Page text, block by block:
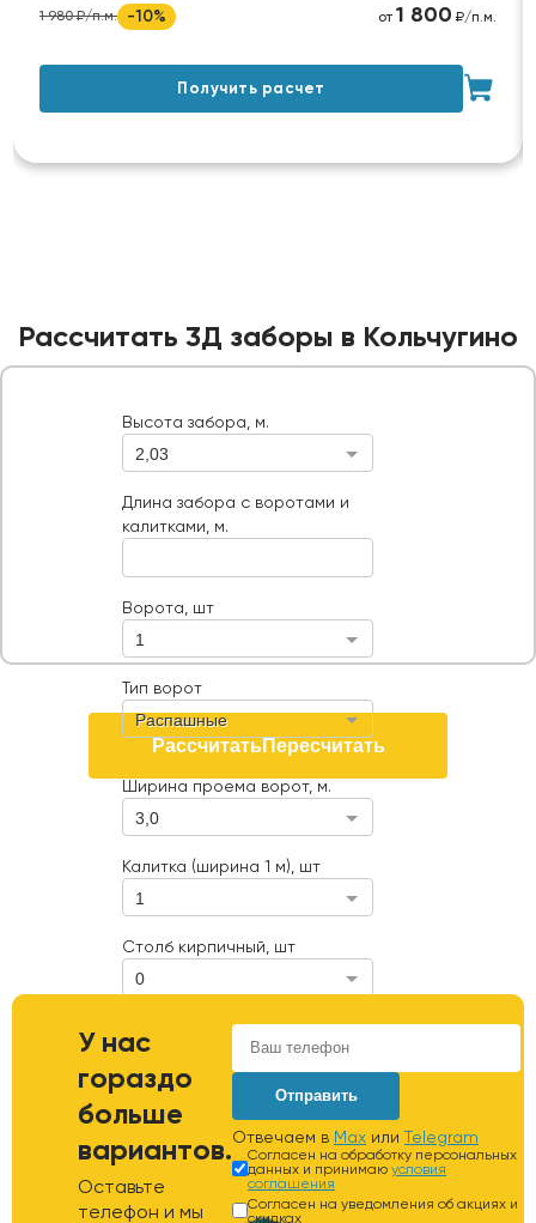
1 980 ₽/п.м. -10% от 1 800 ₽/п.м.
Получить расчет
Рассчитать 3Д заборы в Кольчугино
Высота забора, м.
2,03
Длина забора с воротами и
калитками, м.
Ворота, шт
1
Тип ворот
Распашные
Ширина проема ворот, м.
3,0
Калитка (ширина 1 м), шт
1
Столб кирпичный, шт
0
Расстояние от участка до КАД,
км
Высота забора, м.
Длина забора с воротами и калитками, м.
Тип ворот
РассчитатьПересчитать
У нас
гораздо
больше
вариантов.
Оставьте
телефон и мы
Отправить
Отвечаем в Max или Telegram
Согласен на обработку персональных
данных и принимаю условия
соглашения
Согласен на уведомления об акциях и
скидках